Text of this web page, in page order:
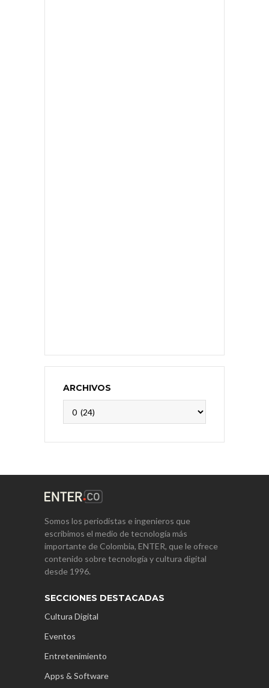
ARCHIVOS
Somos los periodistas e ingenieros que
escribimos el medio de tecnología más
importante de Colombia, ENTER, que le ofrece
contenido sobre tecnología y cultura digital
desde 1996.
SECCIONES DESTACADAS
Cultura Digital
Eventos
Entretenimiento
Apps & Software